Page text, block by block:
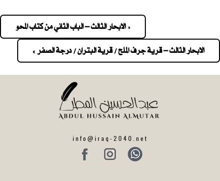
navigation
« الابحار الثالث – الباب الثاني من كتاب المحو
الابحار الثالث – قرية جرف الملح / قرية البتران / درجة الصفر »
info@iraq-2040.net